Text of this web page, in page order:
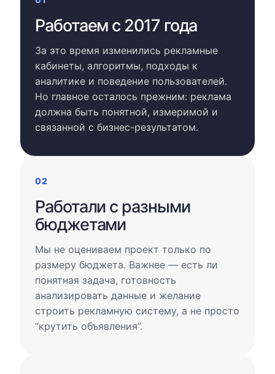
Работаем с 2017 года
За это время изменились рекламные
кабинеты, алгоритмы, подходы к
аналитике и поведение пользователей.
Но главное осталось прежним: реклама
должна быть понятной, измеримой и
связанной с бизнес-результатом.
02
Работали с разными
бюджетами
Мы не оцениваем проект только по
размеру бюджета. Важнее — есть ли
понятная задача, готовность
анализировать данные и желание
строить рекламную систему, а не просто
“крутить объявления”.